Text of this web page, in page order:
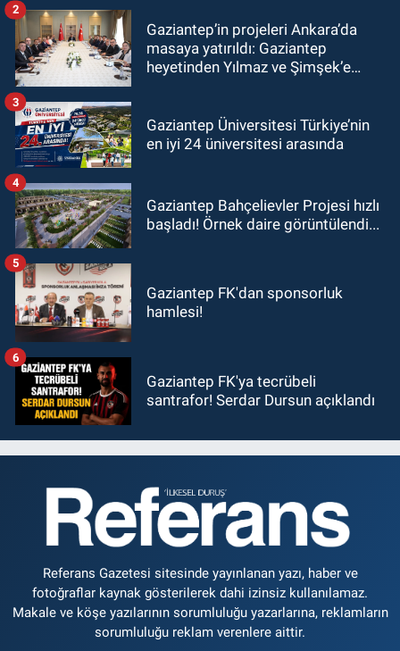
Gaziantep’in projeleri Ankara’da
masaya yatırıldı: Gaziantep
heyetinden Yılmaz ve Şimşek’e
2
Gaziantep Üniversitesi Türkiye’nin
en iyi 24 üniversitesi arasında
3
Gaziantep Bahçelievler Projesi hızlı
başladı! Örnek daire görüntülendi...
4
Gaziantep FK'dan sponsorluk
hamlesi!
5
Gaziantep FK'ya tecrübeli
santrafor! Serdar Dursun açıklandı
6
Referans Gazetesi sitesinde yayınlanan yazı, haber ve
fotoğraflar kaynak gösterilerek dahi izinsiz kullanılamaz.
Makale ve köşe yazılarının sorumluluğu yazarlarına, reklamların
sorumluluğu reklam verenlere aittir.